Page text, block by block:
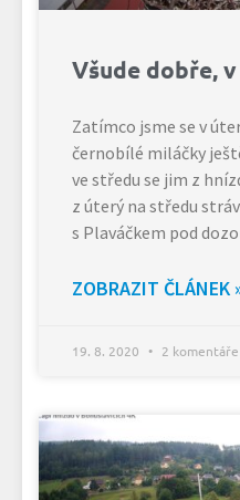
Všude dobře,
Zatímco jsme se v
černobílé miláčky
ve středu se jim z
z úterý na středu
s Plaváčkem pod
ZOBRAZIT ČLÁNEK
19. 8. 2020 2 komentáře